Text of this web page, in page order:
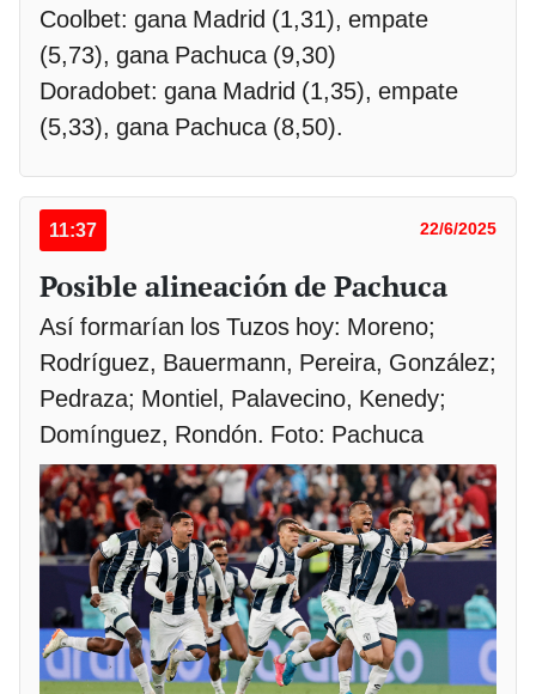
Coolbet: gana Madrid (1,31), empate
(5,73), gana Pachuca (9,30)
Doradobet: gana Madrid (1,35), empate
(5,33), gana Pachuca (8,50).
11:37 22/6/2025
Posible alineación de Pachuca
Así formarían los Tuzos hoy: Moreno;
Rodríguez, Bauermann, Pereira, González;
Pedraza; Montiel, Palavecino, Kenedy;
Domínguez, Rondón. Foto: Pachuca